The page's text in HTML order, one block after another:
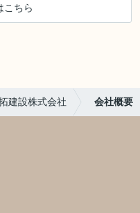
こちら
建設株式会社 会社概要